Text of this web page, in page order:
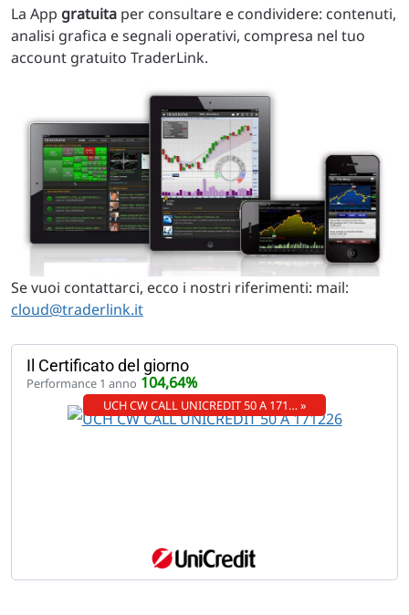
La App gratuita per consultare e condividere: contenuti,
analisi grafica e segnali operativi, compresa nel tuo
account gratuito TraderLink.
Se vuoi contattarci, ecco i nostri riferimenti: mail:
cloud@traderlink.it
Il Certificato del giorno
Performance 1 anno 104,64%
UCH CW CALL UNICREDIT 50 A 171… »